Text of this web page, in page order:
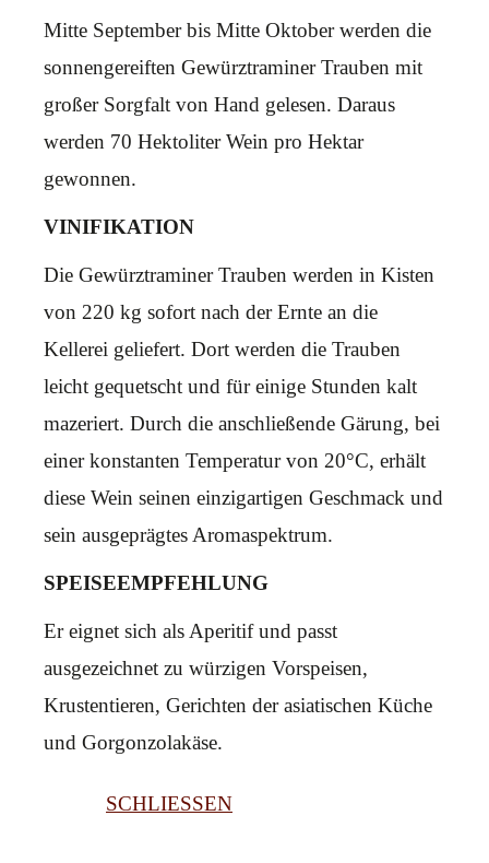
Mitte September bis Mitte Oktober werden die
sonnengereiften Gewürztraminer Trauben mit
großer Sorgfalt von Hand gelesen. Daraus
werden 70 Hektoliter Wein pro Hektar
gewonnen.
VINIFIKATION
Die Gewürztraminer Trauben werden in Kisten
von 220 kg sofort nach der Ernte an die
Kellerei geliefert. Dort werden die Trauben
leicht gequetscht und für einige Stunden kalt
mazeriert. Durch die anschließende Gärung, bei
einer konstanten Temperatur von 20°C, erhält
diese Wein seinen einzigartigen Geschmack und
sein ausgeprägtes Aromaspektrum.
SPEISEEMPFEHLUNG
Er eignet sich als Aperitif und passt
ausgezeichnet zu würzigen Vorspeisen,
Krustentieren, Gerichten der asiatischen Küche
und Gorgonzolakäse.
SCHLIESSEN